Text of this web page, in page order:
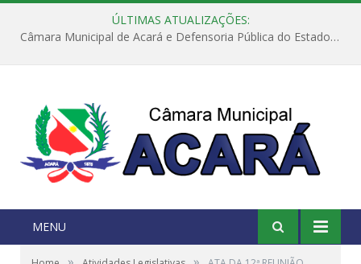
ÚLTIMAS ATUALIZAÇÕES:
Câmara Municipal de Acará e Defensoria Pública do Estado, promovem Ação Balcão de Direitos
MENU